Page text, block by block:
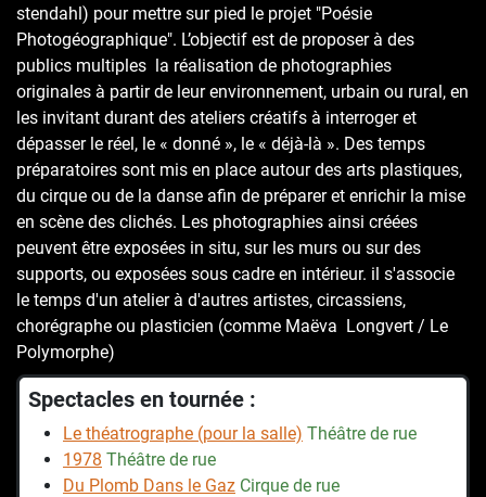
stendahl) pour mettre sur pied le projet "Poésie
Photogéographique". L’objectif est de proposer à des
publics multiples la réalisation de photographies
originales à partir de leur environnement, urbain ou rural, en
les invitant durant des ateliers créatifs à interroger et
dépasser le réel, le « donné », le « déjà-là ». Des temps
préparatoires sont mis en place autour des arts plastiques,
du cirque ou de la danse afin de préparer et enrichir la mise
en scène des clichés. Les photographies ainsi créées
peuvent être exposées in situ, sur les murs ou sur des
supports, ou exposées sous cadre en intérieur. il s'associe
le temps d'un atelier à d'autres artistes, circassiens,
chorégraphe ou plasticien (comme Maëva Longvert / Le
Polymorphe)
Spectacles en tournée :
Le théatrographe (pour la salle) Théâtre de rue
1978 Théâtre de rue
Du Plomb Dans le Gaz Cirque de rue